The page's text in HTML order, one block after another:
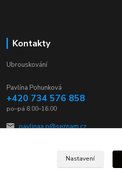
Kontakty
Ubrouskování
Pavlína Pohunková
+420 734 576 858
po–pá 8.00–16.00
pavlinaa.p@seznam.cz
Nastavení